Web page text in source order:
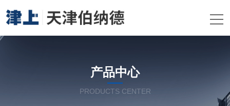
产品中心
PRODUCTS CENTER